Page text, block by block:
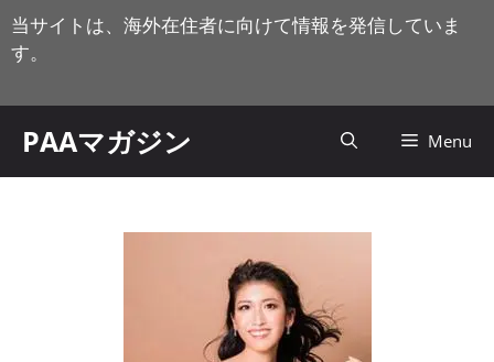
コ
ン
テ
ス
当サイトは、海外在住者に向けて情報を発信していま
す。
PAAマガジン Menu